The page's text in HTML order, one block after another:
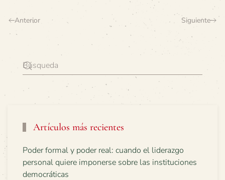
Anterior Siguiente
Artículos más recientes
Poder formal y poder real: cuando el liderazgo
personal quiere imponerse sobre las instituciones
democráticas